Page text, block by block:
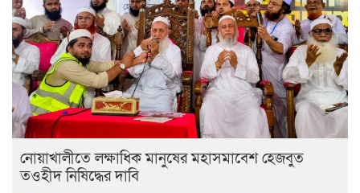
নোয়াখালীতে লক্ষাধিক মানুষের মহাসমাবেশ হেজবুত
তওহীদ নিষিদ্ধের দাবি